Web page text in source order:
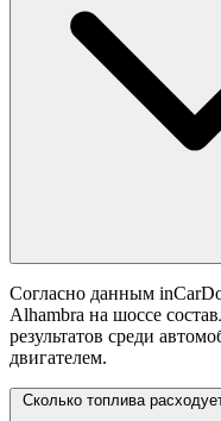
Согласно данным
Alhambra на шоссе
результатов среди
двигателем.
Сколько топлива